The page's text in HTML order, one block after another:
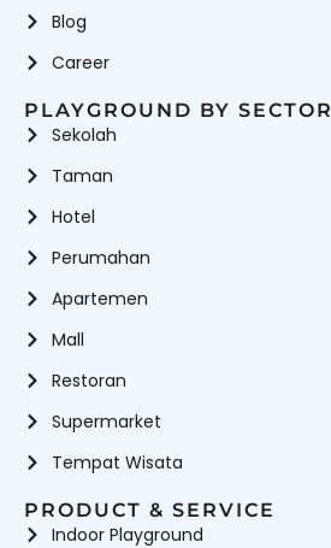
Blog
Career
PLAYGROUND BY SECTOR
Sekolah
Taman
Hotel
Perumahan
Apartemen
Mall
Restoran
Supermarket
Tempat Wisata
PRODUCT & SERVICE
Indoor Playground